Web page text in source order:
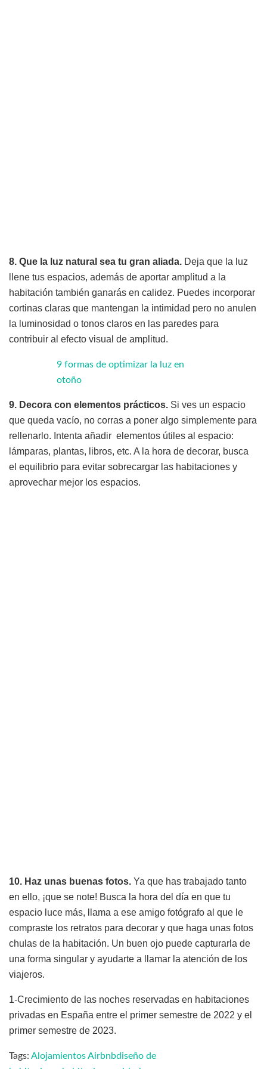
8. Que la luz natural sea tu gran aliada. Deja que la luz
llene tus espacios, además de aportar amplitud a la
habitación también ganarás en calidez. Puedes incorporar
cortinas claras que mantengan la intimidad pero no anulen
la luminosidad o tonos claros en las paredes para
contribuir al efecto visual de amplitud.
9 formas de optimizar la luz en
otoño
9. Decora con elementos prácticos. Si ves un espacio
que queda vacío, no corras a poner algo simplemente para
rellenarlo. Intenta añadir elementos útiles al espacio:
lámparas, plantas, libros, etc. A la hora de decorar, busca
el equilibrio para evitar sobrecargar las habitaciones y
aprovechar mejor los espacios.
10. Haz unas buenas fotos. Ya que has trabajado tanto
en ello, ¡que se note! Busca la hora del día en que tu
espacio luce más, llama a ese amigo fotógrafo al que le
compraste los retratos para decorar y que haga unas fotos
chulas de la habitación. Un buen ojo puede capturarla de
una forma singular y ayudarte a llamar la atención de los
viajeros.
1-Crecimiento de las noches reservadas en habitaciones
privadas en España entre el primer semestre de 2022 y el
primer semestre de 2023.
Tags: Alojamientos Airbnbdiseño de